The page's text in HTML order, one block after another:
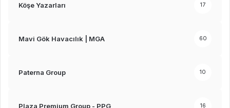
Köşe Yazarları 17
Mavi Gök Havacılık | MGA 60
Paterna Group 10
Plaza Premium Group - PPG 16